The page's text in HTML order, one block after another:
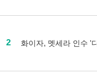
2 화이자, 멧세라 인수 '